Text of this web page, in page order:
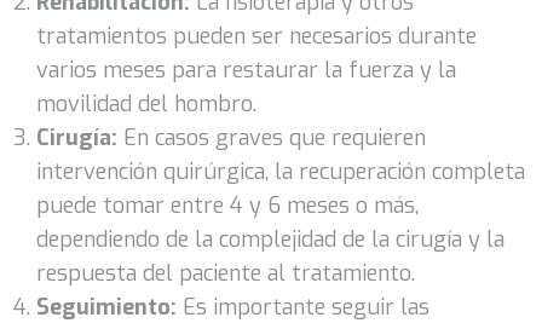
tratamientos pueden ser necesarios durante
varios meses para restaurar la fuerza y la
movilidad del hombro.
Cirugía: En casos graves que requieren
intervención quirúrgica, la recuperación completa
puede tomar entre 4 y 6 meses o más,
dependiendo de la complejidad de la cirugía y la
respuesta del paciente al tratamiento.
Seguimiento: Es importante seguir las